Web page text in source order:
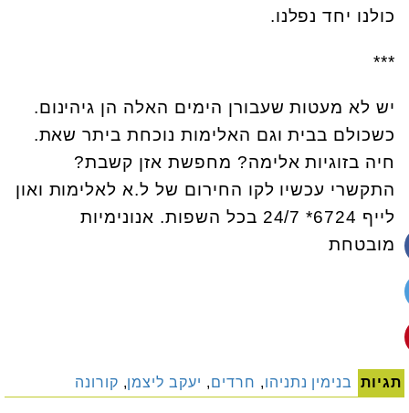
כולנו יחד נפלנו.
***
יש לא מעטות שעבורן הימים האלה הן גיהינום.
כשכולם בבית וגם האלימות נוכחת ביתר שאת.
חיה בזוגיות אלימה? מחפשת אזן קשבת?
התקשרי עכשיו לקו החירום של ל.א לאלימות ואון
לייף 6724* 24/7 בכל השפות. אנונימיות
מובטחת
תגיות בנימין נתניהו, חרדים, יעקב ליצמן, קורונה